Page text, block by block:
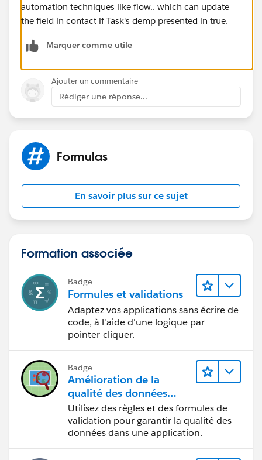
automation techniques like flow.. which can update
the field in contact if Task's demp presented in true.
Marquer comme utile
Ajouter un commentaire
Rédiger une réponse...
Formulas
En savoir plus sur ce sujet
Formation associée
Badge
Formules et validations
Adaptez vos applications sans écrire de
code, à l'aide d'une logique par
pointer-cliquer.
Badge
Amélioration de la
qualité des données
pour une application de
recrutement
Utilisez des règles et des formules de
validation pour garantir la qualité des
données dans une application.